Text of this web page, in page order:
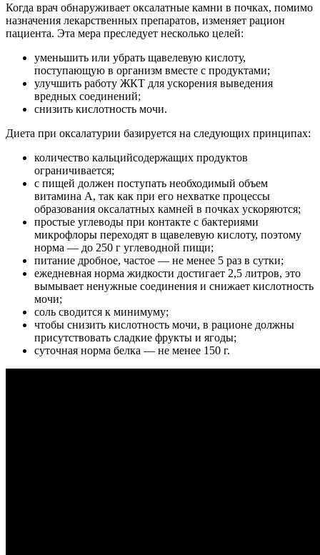
Когда врач обнаруживает оксалатные камни в почках, помимо
назначения лекарственных препаратов, изменяет рацион
пациента. Эта мера преследует несколько целей:
уменьшить или убрать щавелевую кислоту,
поступающую в организм вместе с продуктами;
улучшить работу ЖКТ для ускорения выведения
вредных соединений;
снизить кислотность мочи.
Диета при оксалатурии базируется на следующих принципах:
количество кальцийсодержащих продуктов
ограничивается;
с пищей должен поступать необходимый объем
витамина А, так как при его нехватке процессы
образования оксалатных камней в почках ускоряются;
простые углеводы при контакте с бактериями
микрофлоры переходят в щавелевую кислоту, поэтому
норма — до 250 г углеводной пищи;
питание дробное, частое — не менее 5 раз в сутки;
ежедневная норма жидкости достигает 2,5 литров, это
вымывает ненужные соединения и снижает кислотность
мочи;
соль сводится к минимуму;
чтобы снизить кислотность мочи, в рационе должны
присутствовать сладкие фрукты и ягоды;
суточная норма белка — не менее 150 г.